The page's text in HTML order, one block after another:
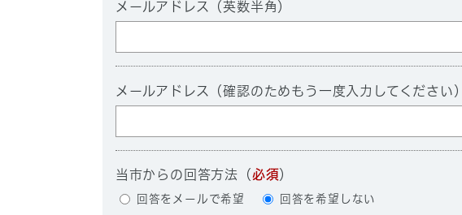
メールアドレス（英数半角）
メールアドレス（確認のためもう一度入力してください）
当市からの回答方法 （必須）
回答をメールで希望 回答を希望しない